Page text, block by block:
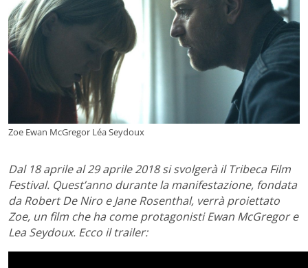
Zoe Ewan McGregor Léa Seydoux
Dal 18 aprile al 29 aprile 2018 si svolgerà il Tribeca Film
Festival. Quest’anno durante la manifestazione, fondata
da Robert De Niro e Jane Rosenthal, verrà proiettato
Zoe, un film che ha come protagonisti Ewan McGregor e
Lea Seydoux. Ecco il trailer: